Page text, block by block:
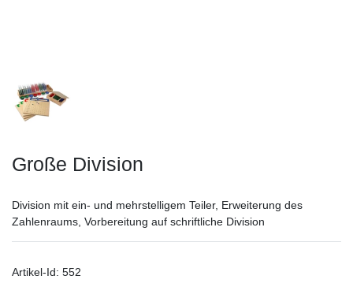
Große Division
Division mit ein- und mehrstelligem Teiler, Erweiterung des
Zahlenraums, Vorbereitung auf schriftliche Division
Artikel-Id: 552